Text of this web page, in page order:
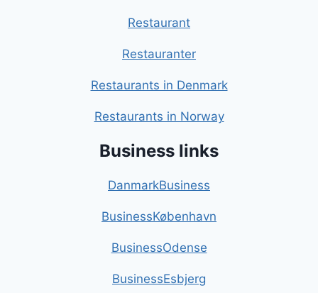
Restaurant
Restauranter
Restaurants in Denmark
Restaurants in Norway
Business links
DanmarkBusiness
BusinessKøbenhavn
BusinessOdense
BusinessEsbjerg